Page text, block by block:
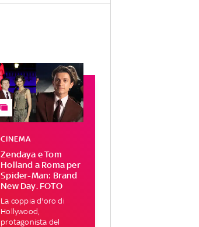
Zendaya e Tom
Holland a Roma per
Spider-Man: Brand
New Day. FOTO
CINEMA
La coppia d'oro di
Hollywood,
protagonista del